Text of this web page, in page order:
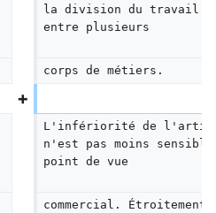
la division du travail
entre plusieurs
corps de métiers.
L'infériorité de
n'est pas moins
point de vue
commercial. Étroitement